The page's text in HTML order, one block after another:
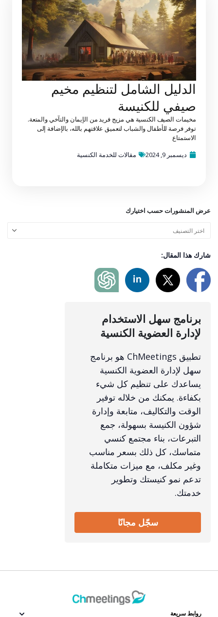
الدليل الشامل لتنظيم مخيم
صيفي للكنيسة
مخيمات الصيف الكنسية هي مزيج فريد من الإيمان والتآخي والمتعة.
توفر فرصة للأطفال والشباب لتعميق علاقتهم بالله، بالإضافة إلى
الاستمتاع
ديسمبر 9, 2024
مقالات للخدمة الكنسية
عرض المنشورات حسب اختيارك
شارك هذا المقال:
برنامج سهل الاستخدام
لإدارة العضوية الكنسية
تطبيق ChMeetings هو برنامج
سهل لإدارة العضوية الكنسية
يساعدك على تنظيم كل شيء
بكفاءة. يمكنك من خلاله توفير
الوقت والتكاليف، متابعة وإدارة
شؤون الكنيسة بسهولة، جمع
التبرعات، بناء مجتمع كنسي
متماسك، كل ذلك بسعر مناسب
وغير مكلف، مع ميزات متكاملة
تدعم نمو كنيستك وتطوير
خدمتك.
سجّل مجانًا
روابط سريعة